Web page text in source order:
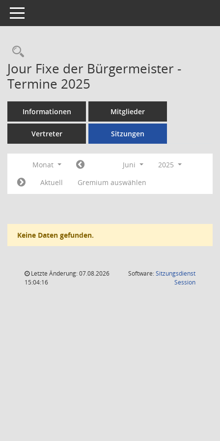
Toggle navigation
Rechercheauswahl
Jour Fixe der Bürgermeister -
Termine 2025
Informationen Mitglieder
Vertreter Sitzungen
Monat Juni
2025
Aktuell
Gremium auswählen
Keine Daten gefunden.
Letzte Änderung: 07.08.2026
15:04:16
Software:Sitzungsdienst
Session(Wird in